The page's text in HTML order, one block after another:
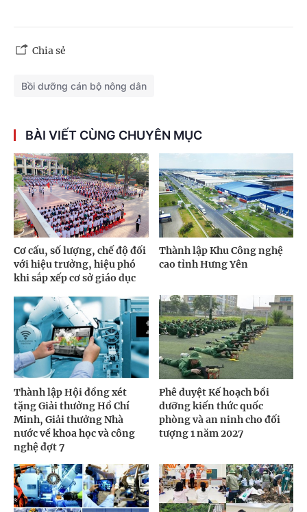
Chia sẻ
Bồi dưỡng cán bộ nông dân
BÀI VIẾT CÙNG CHUYÊN MỤC
Cơ cấu, số lượng, chế độ đối
với hiệu trưởng, hiệu phó
khi sắp xếp cơ sở giáo dục
Thành lập Khu Công nghệ
cao tỉnh Hưng Yên
Thành lập Hội đồng xét
tặng Giải thưởng Hồ Chí
Minh, Giải thưởng Nhà
nước về khoa học và công
nghệ đợt 7
Phê duyệt Kế hoạch bồi
dưỡng kiến thức quốc
phòng và an ninh cho đối
tượng 1 năm 2027